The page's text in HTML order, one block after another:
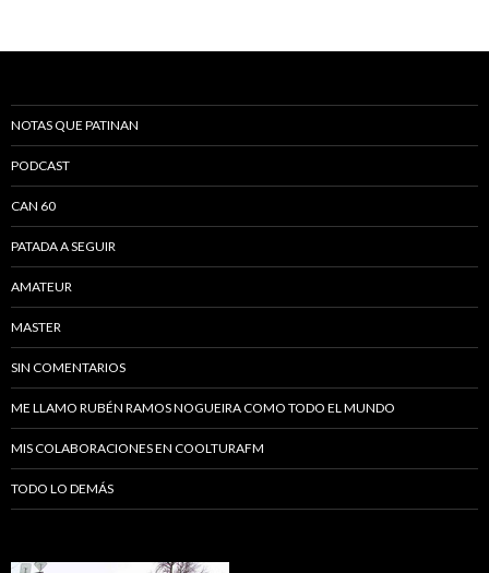
NOTAS QUE PATINAN
PODCAST
CAN 60
PATADA A SEGUIR
AMATEUR
MASTER
SIN COMENTARIOS
ME LLAMO RUBÉN RAMOS NOGUEIRA COMO TODO EL MUNDO
MIS COLABORACIONES EN COOLTURAFM
TODO LO DEMÁS